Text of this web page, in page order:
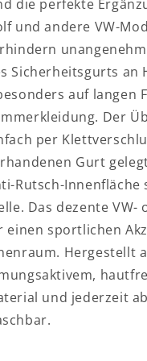
die perfekte
und andere VW-
Sicherheitsgurts an
auf langen
Der
per
Gurt
Rutsch-Innenfläche
Das dezente VW-
einen sportlichen
Hergestellt
und jederzeit